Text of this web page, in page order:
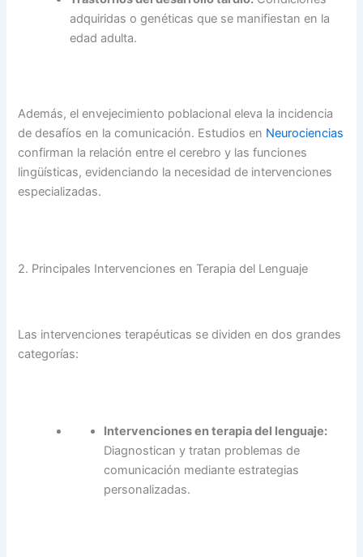
adquiridas o genéticas que se manifiestan en la
edad adulta.
Además, el envejecimiento poblacional eleva la incidencia
de desafíos en la comunicación. Estudios en Neurociencias
confirman la relación entre el cerebro y las funciones
lingüísticas, evidenciando la necesidad de intervenciones
especializadas.
2. Principales Intervenciones en Terapia del Lenguaje
Las intervenciones terapéuticas se dividen en dos grandes
categorías:
Intervenciones en terapia del lenguaje:
Diagnostican y tratan problemas de
comunicación mediante estrategias
personalizadas.